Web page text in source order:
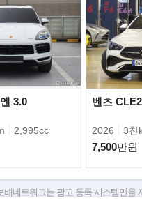
3.0
2,995cc
벤츠
2026 3천
7,500만원
배네트워크는 광고 등록 시스템만을